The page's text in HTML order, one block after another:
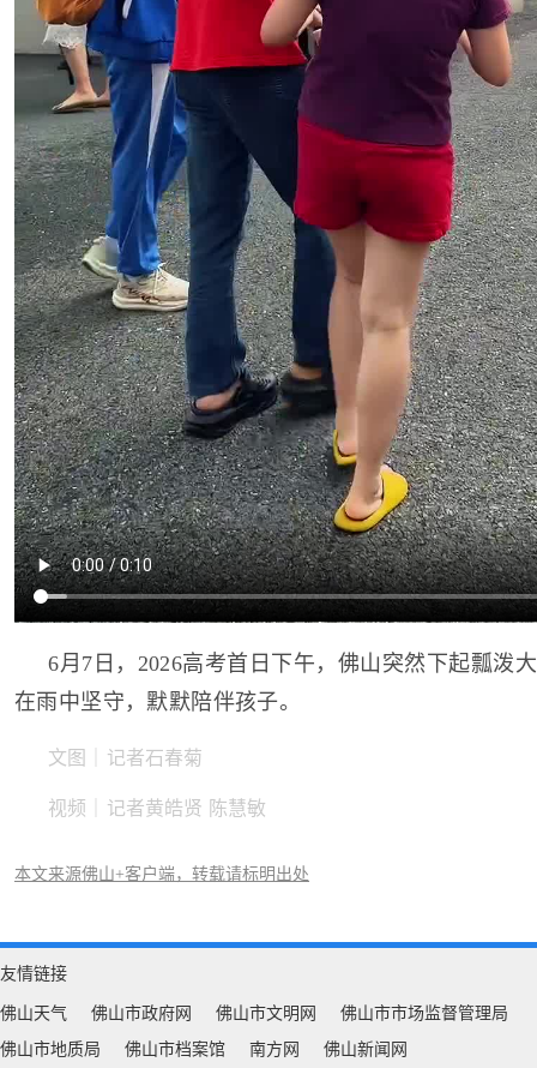
6月7日，2026高考首日下午，佛山突然下起瓢泼
在雨中坚守，默默陪伴孩子。
文图｜记者石春菊
视频｜记者黄皓贤 陈慧敏
本文来源佛山+客户端，转载请标明出处
友情链接
佛山天气 佛山市政府网 佛山市文明网
佛山市市场监督管理局
佛山市地质局
佛山市档案馆 南方网 佛山新闻网